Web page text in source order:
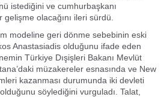
istediğini ve cumhurbaşkanı
olacağını ileri sürdü.
modeline geri dönme sebebinin eski
Anastasiadis olduğunu ifade eden
Türkiye Dışişleri Bakanı Mevlüt
müzakereler esnasında ve New
kazanması durumunda iki devleti
söylediğini vurguladı. Talat,